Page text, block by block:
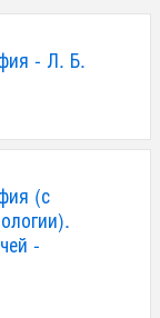
- Л. Б.
(с
-